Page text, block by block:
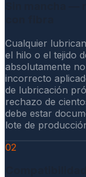
Cualquier
el hilo o el tejido
absolutamente
incorrecto
de lubricación
rechazo de
debe estar
lote de
02